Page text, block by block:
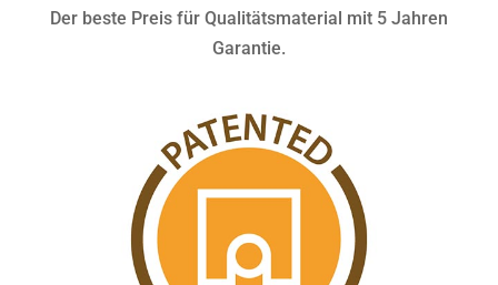
Der beste Preis für Qualitätsmaterial mit 5 Jahren
Garantie.